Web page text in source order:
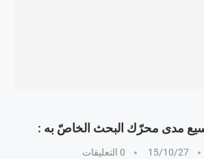
مدى محرّك البحث الخاصّ به :
15/10/27 0 التعليقات